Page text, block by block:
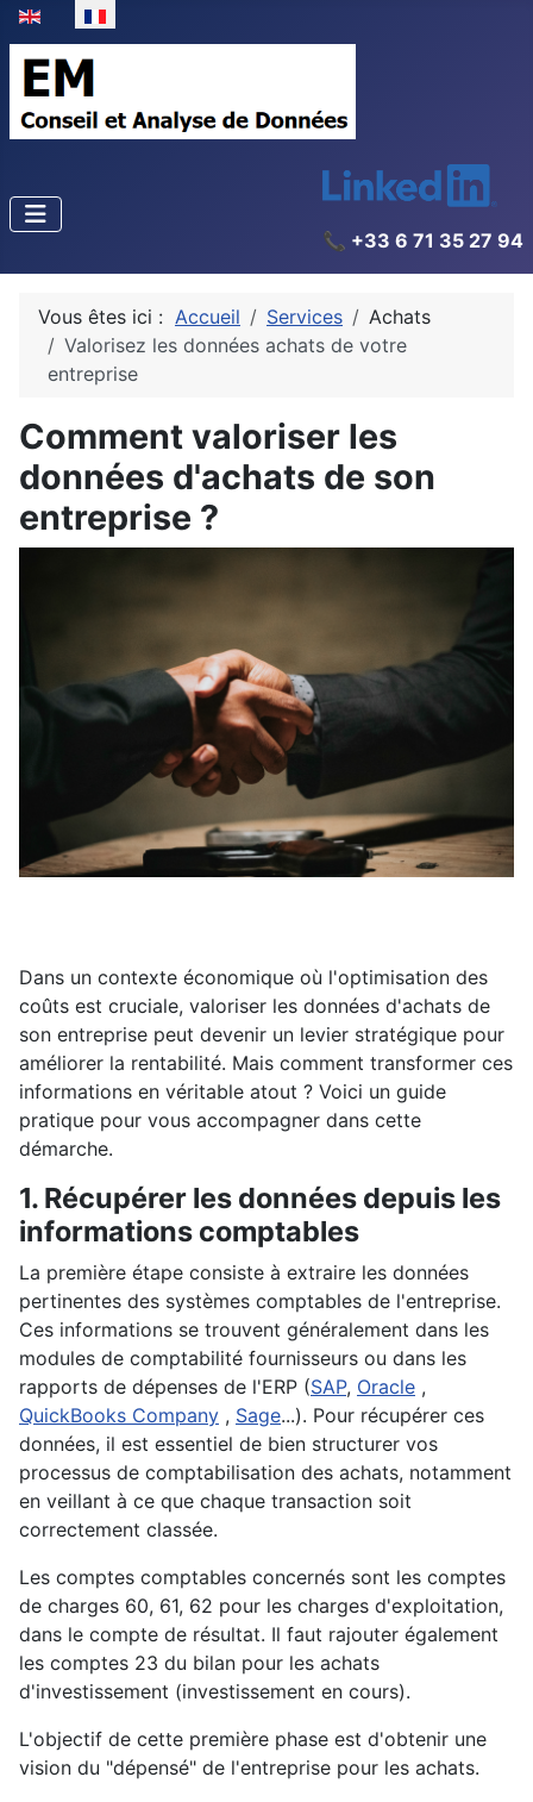
Sélectionnez votre langue
📞 +33 6 71 35 27 94
Vous êtes ici : Accueil Services
Achats
Valorisez les données achats de votre
entreprise
Comment valoriser les
données d'achats de son
entreprise ?
Dans un contexte économique où l'optimisation des
coûts est cruciale, valoriser les données d'achats de
son entreprise peut devenir un levier stratégique pour
améliorer la rentabilité. Mais comment transformer ces
informations en véritable atout ? Voici un guide
pratique pour vous accompagner dans cette
démarche.
1. Récupérer les données depuis les
informations comptables
La première étape consiste à extraire les données
pertinentes des systèmes comptables de l'entreprise.
Ces informations se trouvent généralement dans les
modules de comptabilité fournisseurs ou dans les
rapports de dépenses de l'ERP (SAP, Oracle ,
QuickBooks Company , Sage...). Pour récupérer ces
données, il est essentiel de bien structurer vos
processus de comptabilisation des achats, notamment
en veillant à ce que chaque transaction soit
correctement classée.
Les comptes comptables concernés sont les comptes
de charges 60, 61, 62 pour les charges d'exploitation,
dans le compte de résultat. Il faut rajouter également
les comptes 23 du bilan pour les achats
d'investissement (investissement en cours).
L'objectif de cette première phase est d'obtenir une
vision du "dépensé" de l'entreprise pour les achats.